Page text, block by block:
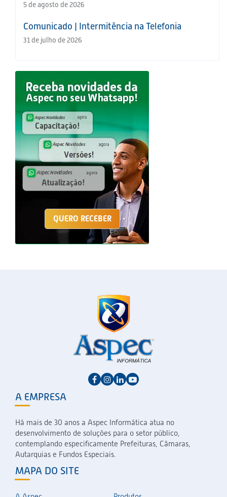
5 de agosto de 2026
Comunicado | Intermitência na Telefonia
31 de julho de 2026
QUERO RECEBER
A EMPRESA
Há mais de 30 anos a Aspec Informática atua no
desenvolvimento de soluções para o setor público,
contemplando especificamente Prefeituras, Câmaras,
Autarquias e Fundos Especiais.
MAPA DO SITE